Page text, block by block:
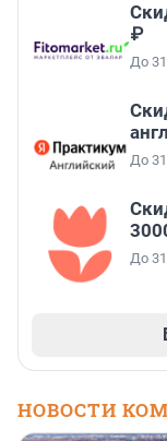
₽
До 31
До 31
До 31
НОВОСТИ